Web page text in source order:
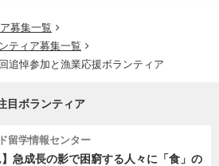
募集一覧
ティア募集一覧
追悼参加と漁業応援ボランティア
目ボランティア
留学情報センター
】急成長の影で困窮する人々に「食」の